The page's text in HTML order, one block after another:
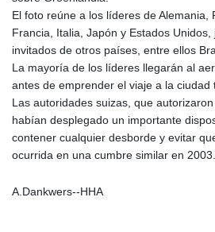
El foto reúne a los líderes de Alemania,
Francia, Italia, Japón y Estados
invitados de otros países, entre ellos
La mayoría de los líderes llegarán al
antes de emprender el viaje a la ciudad
Las autoridades suizas, que
habían desplegado un importante
contener cualquier desborde y evitar
ocurrida en una cumbre similar en 2003.
A.Dankwers--HHA